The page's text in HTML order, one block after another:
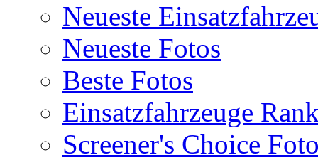
Neueste
Neueste Fotos
Beste Fotos
Einsatzfahrzeuge
Screener's Choice